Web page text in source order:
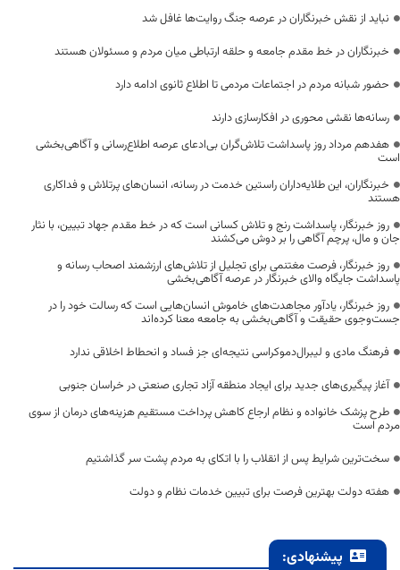
نباید از نقش خبرنگاران در عرصه جنگ روایت‌ها غافل شد
خبرنگاران در خط مقدم جامعه و حلقه ارتباطی میان مردم و مسئولان هستند
حضور شبانه مردم در اجتماعات مردمی تا اطلاع ثانوی ادامه دارد
رسانه‌ها نقشی محوری در افکارسازی دارند
هفدهم مرداد روز پاسداشت تلاش‌گران بی‌ادعای عرصه اطلاع‌رسانی و آگاهی‌بخشی
است
خبرنگاران، این طلایه‌داران راستین خدمت در رسانه، انسان‌های پرتلاش و فداکاری
هستند
روز خبرنگار، پاسداشت رنج و تلاش کسانی است که در خط مقدم جهاد تبیین، با نثار
جان و مال، پرچم آگاهی را بر دوش می‌کشند
روز خبرنگار، فرصت مغتنمی برای تجلیل از تلاش‌های ارزشمند اصحاب رسانه و
پاسداشت جایگاه والای خبرنگار در عرصه آگاهی‌بخشی
روز خبرنگار، یادآور مجاهدت‌های خاموش انسان‌هایی است که رسالت خود را در
جست‌وجوی حقیقت و آگاهی‌بخشی به جامعه معنا کرده‌اند
فرهنگ مادی و لیبرال‌دموکراسی نتیجه‌ای جز فساد و انحطاط اخلاقی ندارد
آغاز پیگیری‌های جدید برای ایجاد منطقه آزاد تجاری صنعتی در خراسان جنوبی
طرح پزشک خانواده و نظام ارجاع کاهش پرداخت مستقیم هزینه‌های درمان از سوی
مردم است
سخت‌ترین شرایط پس از انقلاب را با اتکای به مردم پشت سر گذاشتیم
هفته دولت بهترین فرصت برای تبیین خدمات نظام و دولت
پیشنهادی: